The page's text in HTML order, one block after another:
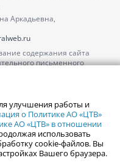
Аркадьевна,
содержания сайта
письменного
по тел.
разделе «Афиша»
сайта
персональных данных
улучшения работы и
о Политике АО «ЦТВ»
АО «ЦТВ» в отношении
использовать
cookie-файлов. Вы
Вашего браузера.